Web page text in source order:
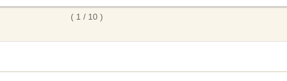
( 1 / 10 )